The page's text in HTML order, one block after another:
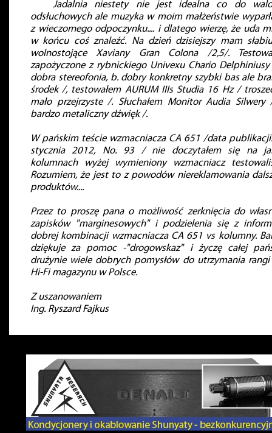
Jadalnia niestety nie jest idealna co do
odsłuchowych ale muzyka w moim małżeństwie
z wieczornego odpoczynku.... i dlatego wierzę, że uda
w końcu coś znaleźć. Na dzień dzisiejszy mam
wolnostojące Xaviany Gran Colona /2,5/.
zapożyczone z rybnickiego Univexu Chario
dobra stereofonia, b. dobry konkretny szybki bas ale
środek /, testowałem AURUM IIIs Studia 16 Hz /
mało przejrzyste /. Słuchałem Monitor Audia Silwery
bardzo metaliczny dźwięk /.
W pańskim teście wzmacniacza CA 651 /data
stycznia 2012, No. 93 / nie doczytałem się na
kolumnach wyżej wymieniony wzmacniacz
Rozumiem, że jest to z powodów niereklamowania
produktów....
Przez to proszę pana o możliwość zerknięcia do
zapisków "marginesowych" i podzielenia się z
dobrej kombinacji wzmacniacza CA 651 vs kolumny.
dziękuje za pomoc -"drogowskaz" i życzę całej
drużynie wiele dobrych pomysłów do utrzymania
Hi-Fi magazynu w Polsce.
Z uszanowaniem
Ing. Ryszard Fajkus